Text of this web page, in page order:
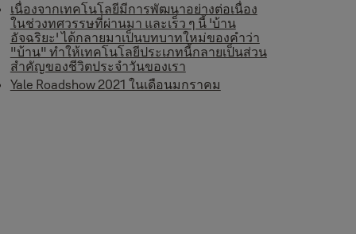
เนื่องจากเทคโนโลยีมีการพัฒนาอย่างต่อเนื่อง
ในช่วงทศวรรษที่ผ่านมา และเร็ว ๆ นี้ 'บ้าน
อัจฉริยะ' ได้กลายมาเป็นบทบาทใหม่ของคำว่า
"บ้าน" ทำให้เทคโนโลยีประเภทนี้กลายเป็นส่วน
สำคัญของชีวิตประจำวันของเรา
Yale Roadshow 2021 ในเดือนมกราคม